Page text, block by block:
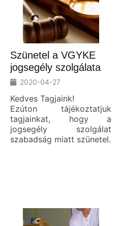
Szünetel a VGYKE
jogsegély szolgálata
2020-04-27
Kedves Tagjaink!
Ezúton tájékoztatjuk
tagjainkat, hogy a
jogsegély szolgálat
szabadság miatt szünetel.